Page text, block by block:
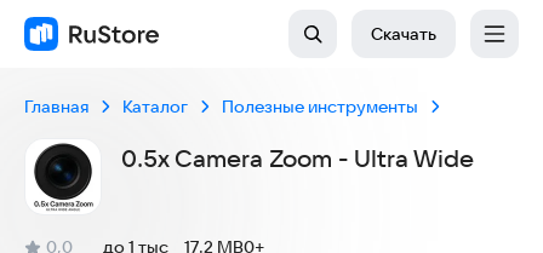
Скачать
Главная Каталог Полезные инструменты
0.5x Camera Zoom - Ultra Wide
0,0 до 1 тыс 17.2 MB0+